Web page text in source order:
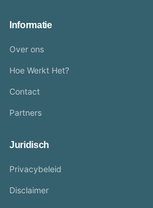
Informatie
Over ons
Hoe Werkt Het?
Contact
Partners
Juridisch
Privacybeleid
Disclaimer